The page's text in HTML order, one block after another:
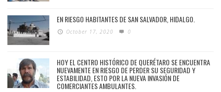
EN RIESGO HABITANTES DE SAN SALVADOR, HIDALGO.
October 17, 2020 0
HOY EL CENTRO HISTÓRICO DE QUERÉTARO SE ENCUENTRA
NUEVAMENTE EN RIESGO DE PERDER SU SEGURIDAD Y
ESTABILIDAD, ESTO POR LA NUEVA INVASIÓN DE
COMERCIANTES AMBULANTES.